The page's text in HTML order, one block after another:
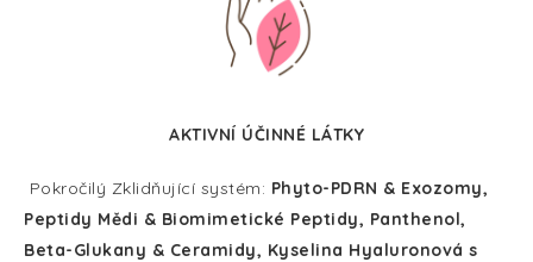
AKTIVNÍ ÚČINNÉ LÁTKY
Pokročilý Zklidňující systém: Phyto-PDRN & Exozomy,
Peptidy Mědi & Biomimetické Peptidy, Panthenol,
Beta-Glukany & Ceramidy, Kyselina Hyaluronová s